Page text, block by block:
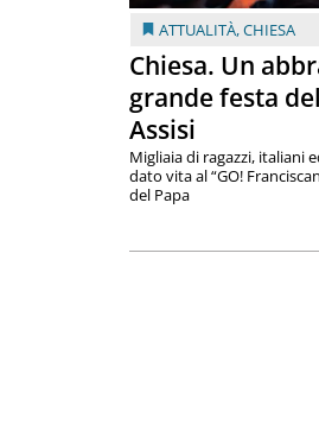
ATTUALITÀ,CHIESA
Chiesa. Un
grande festa
Assisi
Migliaia di ragazzi, italiani
dato vita al “GO!
del Papa